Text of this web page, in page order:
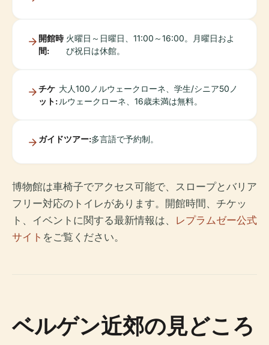
開館時
間:
火曜日～日曜日、11:00～16:00。月曜日およ
び祝日は休館。
チケ
ット:
大人100ノルウェークローネ、学生/シニア50ノ
ルウェークローネ、16歳未満は無料。
ガイドツアー:多言語で予約制。
博物館は車椅子でアクセス可能で、スロープとバリア
フリー対応のトイレがあります。開館時間、チケッ
ト、イベントに関する最新情報は、 レプラムゼー公式
サイト をご覧ください。
ベルゲン近郊の見どころ